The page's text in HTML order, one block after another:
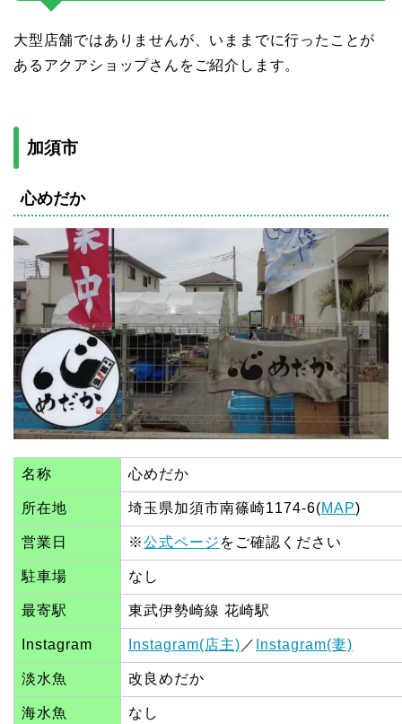
大型店舗ではありませんが、いままでに行ったことが
あるアクアショップさんをご紹介します。
加須市
心めだか
名称 心めだか
所在地 埼玉県加須市南篠崎1174-6(MAP)
営業日 ※公式ページ をご確認ください
駐車場 なし
最寄駅 東武伊勢崎線 花崎駅
Instagram Instagram(店主) ／ Instagram(妻)
淡水魚 改良めだか
海水魚 なし